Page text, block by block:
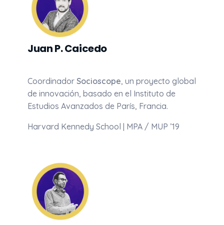
Juan P. Caicedo
Coordinador Socioscope, un proyecto global
de innovación, basado en el Instituto de
Estudios Avanzados de París, Francia.
Harvard Kennedy School | MPA / MUP ’19